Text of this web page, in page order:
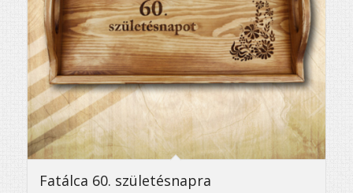
5.00
Fatálca 60. születésnapra